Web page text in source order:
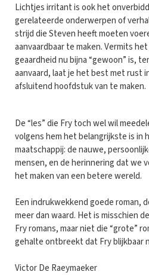
Lichtjes irritant is ook het
gerelateerde onderwerpen of
strijd die Steven heeft moeten
aanvaardbaar te maken. Vermits
geaardheid nu bijna “gewoon” is,
aanvaard, laat je het best met rust
afsluitend hoofdstuk van te maken.
De “les” die Fry toch wel wil
volgens hem het belangrijkste is in
maatschappij: de nauwe,
mensen, en de herinnering dat we
het maken van een betere wereld.
Een indrukwekkend goede roman,
meer dan waard. Het is misschien
Fry romans, maar niet die “grote”
gehalte ontbreekt dat Fry blijkbaar
Victor De Raeymaeker